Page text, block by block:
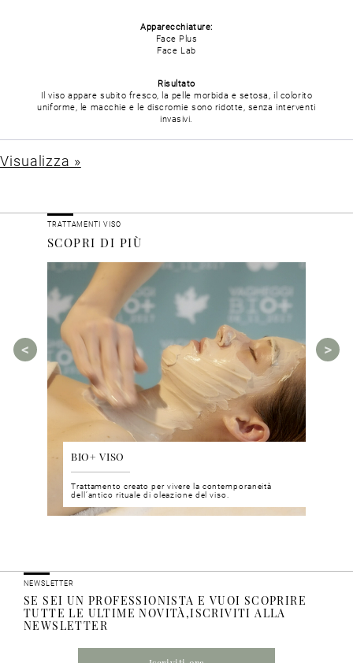
Apparecchiature:
Face Plus
Face Lab
Risultato
Il viso appare subito fresco, la pelle morbida e setosa, il colorito
uniforme, le macchie e le discromie sono ridotte, senza interventi
invasivi.
Visualizza »
TRATTAMENTI VISO
SCOPRI DI PIÙ
BIO+ VISO
Trattamento creato per vivere la contemporaneità
dell’antico rituale di oleazione del viso.
NEWSLETTER
SE SEI UN PROFESSIONISTA E VUOI SCOPRIRE
TUTTE LE ULTIME NOVITÀ,ISCRIVITI ALLA
NEWSLETTER